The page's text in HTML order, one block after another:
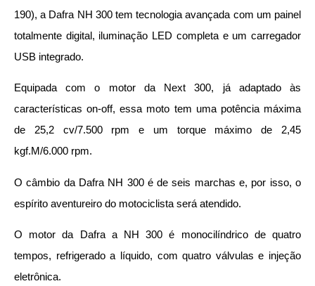
190), a Dafra NH 300 tem tecnologia avançada com um painel
totalmente digital, iluminação LED completa e um carregador
USB integrado.
Equipada com o motor da Next 300, já adaptado às
características on-off, essa moto tem uma potência máxima
de 25,2 cv/7.500 rpm e um torque máximo de 2,45
kgf.M/6.000 rpm.
O câmbio da Dafra NH 300 é de seis marchas e, por isso, o
espírito aventureiro do motociclista será atendido.
O motor da Dafra a NH 300 é monocilíndrico de quatro
tempos, refrigerado a líquido, com quatro válvulas e injeção
eletrônica.